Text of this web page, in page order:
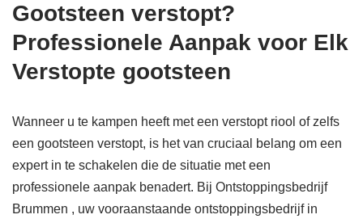
Gootsteen verstopt?
Professionele Aanpak voor Elk
Verstopte gootsteen
Wanneer u te kampen heeft met een verstopt riool of zelfs
een gootsteen verstopt, is het van cruciaal belang om een
expert in te schakelen die de situatie met een
professionele aanpak benadert. Bij Ontstoppingsbedrijf
Brummen , uw vooraanstaande ontstoppingsbedrijf in